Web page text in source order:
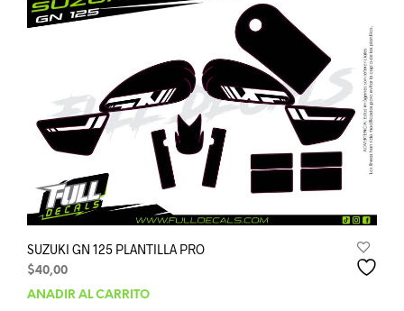
SUZUKI GN 125 PLANTILLA PRO
$40,00
AÑADIR AL CARRITO